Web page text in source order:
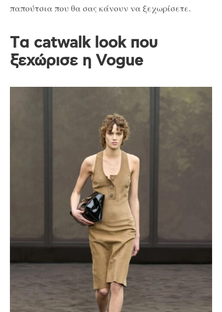
παπούτσια που θα σας κάνουν να ξεχωρίσετε.
Tα catwalk look που
ξεχώρισε η Vogue